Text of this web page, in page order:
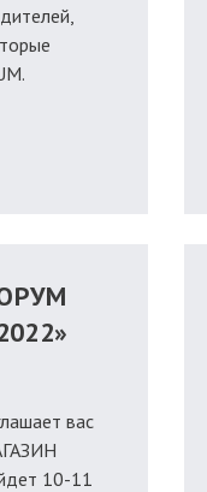
вас
10-11